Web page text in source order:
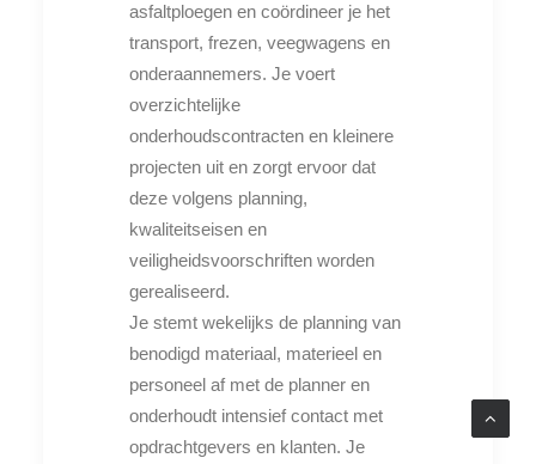
asfaltploegen en coördineer je het
transport, frezen, veegwagens en
onderaannemers. Je voert
overzichtelijke
onderhoudscontracten en kleinere
projecten uit en zorgt ervoor dat
deze volgens planning,
kwaliteitseisen en
veiligheidsvoorschriften worden
gerealiseerd.
Je stemt wekelijks de planning van
benodigd materiaal, materieel en
personeel af met de planner en
onderhoudt intensief contact met
opdrachtgevers en klanten. Je